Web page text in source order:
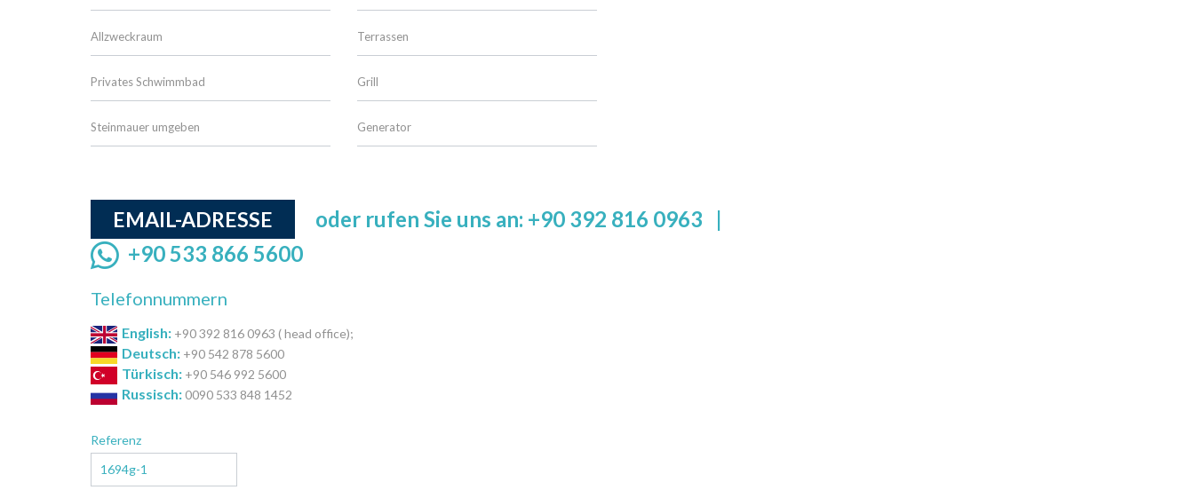
Allzweckraum Terrassen
Privates Schwimmbad Grill
Steinmauer umgeben Generator
EMAIL-ADRESSE oder rufen Sie uns an: +90 392 816 0963 |
+90 533 866 5600
Telefonnummern
English: +90 392 816 0963 ( head office);
Deutsch: +90 542 878 5600
Türkisch: +90 546 992 5600
Russisch: 0090 533 848 1452
Referenz